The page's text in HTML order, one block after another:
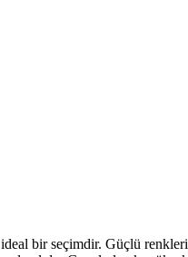
bir seçimdir. Güçlü renkleri,